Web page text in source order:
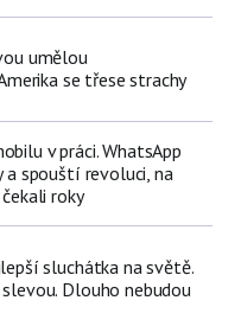
umělou
se třese strachy
v práci. WhatsApp
a spouští revoluci, na
roky
sluchátka na světě.
Dlouho nebudou